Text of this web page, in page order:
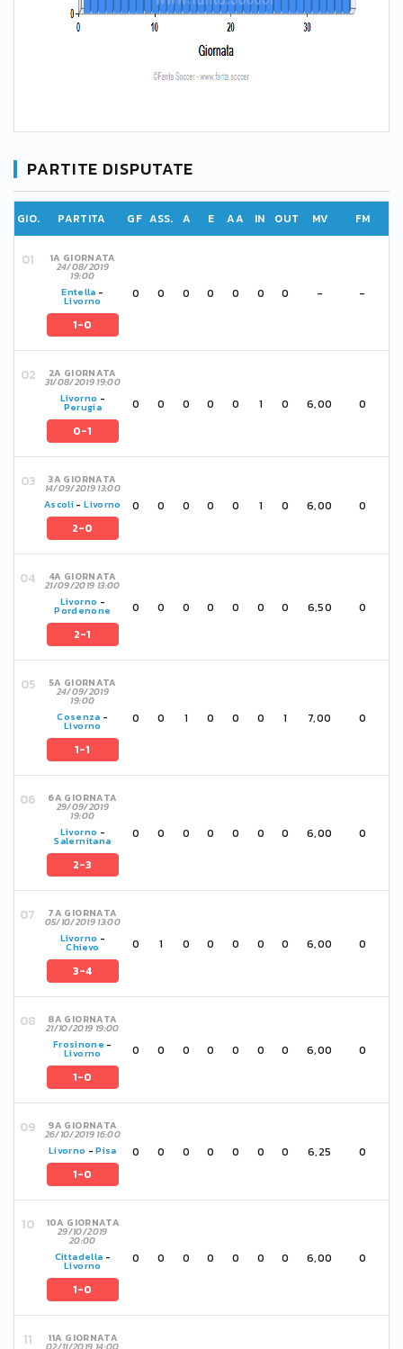
PARTITE DISPUTATE
GIO. PARTITA GF ASS. A E AA IN OUT MV FM
1A GIORNATA
24/08/2019
19:00
Entella -
Livorno
1-0
0 0 0 0 0 0 0 - -
2A GIORNATA
31/08/2019 19:00
Livorno -
Perugia
0-1
0 0 0 0 0 1 0 6,00 0
3A GIORNATA
14/09/2019 13:00
Ascoli -Livorno
2-0
0 0 0 0 0 1 0 6,00 0
4A GIORNATA
21/09/2019 13:00
Livorno -
Pordenone
2-1
0 0 0 0 0 0 0 6,50 0
5A GIORNATA
24/09/2019
19:00
Cosenza -
Livorno
1-1
0 0 1 0 0 0 1 7,00 0
6A GIORNATA
29/09/2019
19:00
Livorno -
Salernitana
2-3
0 0 0 0 0 0 0 6,00 0
7A GIORNATA
05/10/2019 13:00
Livorno -
Chievo
3-4
0 1 0 0 0 0 0 6,00 0
8A GIORNATA
21/10/2019 19:00
Frosinone -
Livorno
1-0
0 0 0 0 0 0 0 6,00 0
9A GIORNATA
26/10/2019 16:00
Livorno -Pisa
1-0
0 0 0 0 0 0 0 6,25 0
10A GIORNATA
29/10/2019
20:00
Cittadella -
Livorno
1-0
0 0 0 0 0 0 0 6,00 0
11A GIORNATA